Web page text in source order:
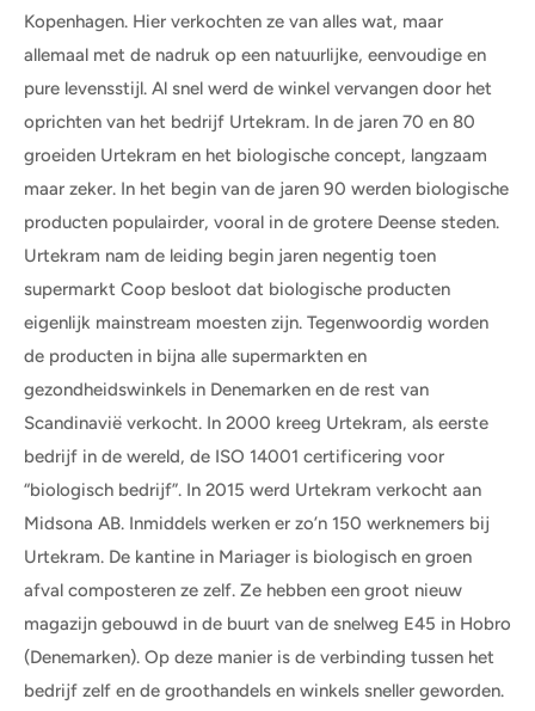
Kopenhagen. Hier verkochten ze van alles wat, maar
allemaal met de nadruk op een natuurlijke, eenvoudige en
pure levensstijl. Al snel werd de winkel vervangen door het
oprichten van het bedrijf Urtekram. In de jaren 70 en 80
groeiden Urtekram en het biologische concept, langzaam
maar zeker. In het begin van de jaren 90 werden biologische
producten populairder, vooral in de grotere Deense steden.
Urtekram nam de leiding begin jaren negentig toen
supermarkt Coop besloot dat biologische producten
eigenlijk mainstream moesten zijn. Tegenwoordig worden
de producten in bijna alle supermarkten en
gezondheidswinkels in Denemarken en de rest van
Scandinavië verkocht. In 2000 kreeg Urtekram, als eerste
bedrijf in de wereld, de ISO 14001 certificering voor
“biologisch bedrijf”. In 2015 werd Urtekram verkocht aan
Midsona AB. Inmiddels werken er zo’n 150 werknemers bij
Urtekram. De kantine in Mariager is biologisch en groen
afval composteren ze zelf. Ze hebben een groot nieuw
magazijn gebouwd in de buurt van de snelweg E45 in Hobro
(Denemarken). Op deze manier is de verbinding tussen het
bedrijf zelf en de groothandels en winkels sneller geworden.